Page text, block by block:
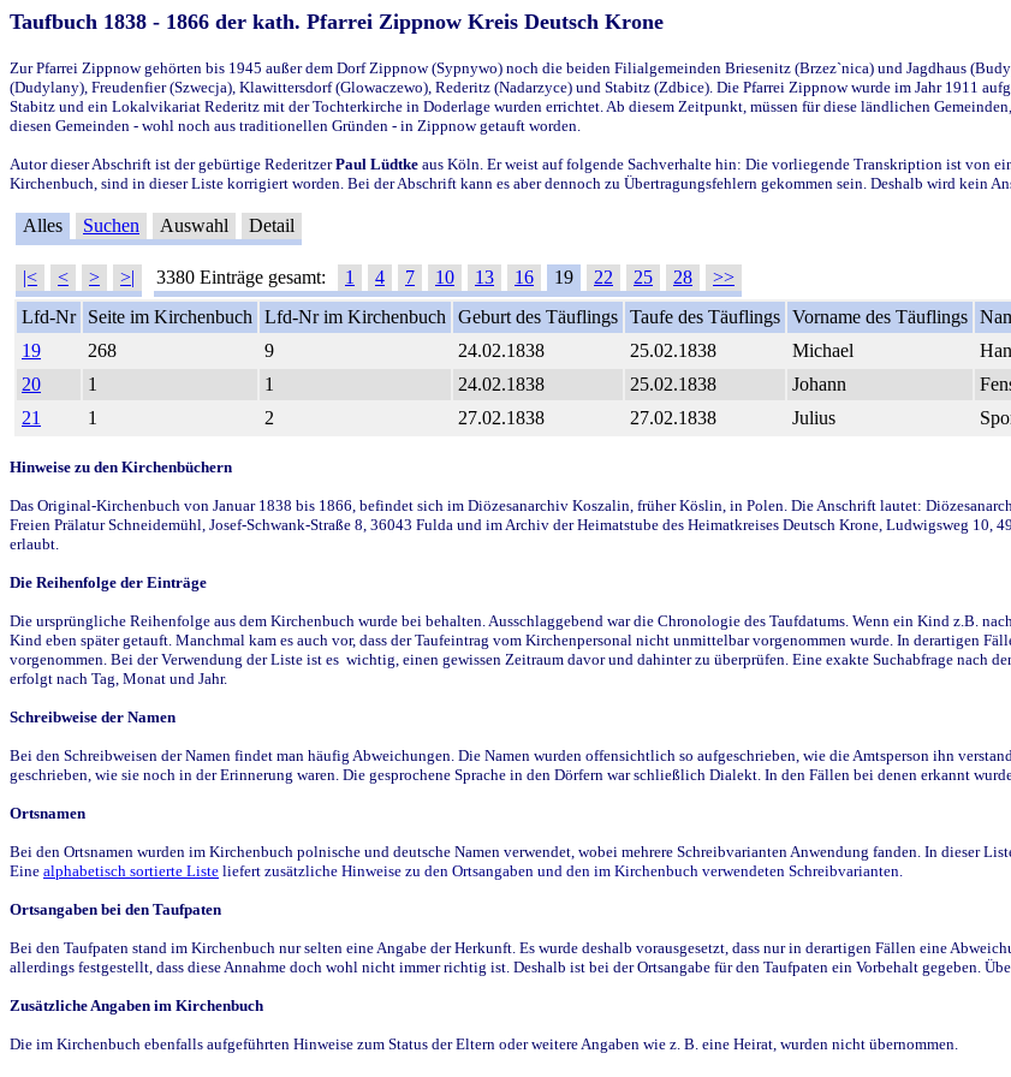
Taufbuch 1838 - 1866 der kath. Pfarrei Zippnow Kreis Deutsch Krone
Zur Pfarrei Zippnow gehörten bis 1945 außer dem Dorf Zippnow (Sypnywo) noch die beiden Filialgemeinden Briesenitz (Brzez`nica) und Jagdhaus
(Dudylany), Freudenfier (Szwecja), Klawittersdorf (Glowaczewo), Rederitz (Nadarzyce) und Stabitz (Zdbice). Die Pfarrei Zippnow wurde im Jahr 1911
Stabitz und ein Lokalvikariat Rederitz mit der Tochterkirche in Doderlage wurden errichtet. Ab diesem Zeitpunkt, müssen für diese ländlichen
diesen Gemeinden - wohl noch aus traditionellen Gründen - in Zippnow getauft worden.
Autor dieser Abschrift ist der gebürtige RederitzerPaul Lüdtke aus Köln. Er weist auf folgende Sachverhalte hin: Die vorliegende Transkription ist von
Kirchenbuch, sind in dieser Liste korrigiert worden. Bei der Abschrift kann es aber dennoch zu Übertragungsfehlern gekommen sein. Deshalb wird kein
Alles Suchen Auswahl Detail
|< < > >| 3380 Einträge gesamt: 1 4 7 10 13 16 19 22 25 28
>>
Lfd-Nr
Seite im Kirchenbuch Lfd-Nr im Kirchenbuch Geburt des Täuflings Taufe des Täuflings Vorname des Täuflings
19
268 9 24.02.1838 25.02.1838 Michael
20
1 1 24.02.1838 25.02.1838 Johann
21
1 2 27.02.1838 27.02.1838 Julius
Hinweise zu den Kirchenbüchern
Das Original-Kirchenbuch von Januar 1838 bis 1866, befindet sich im Diözesanarchiv Koszalin, früher Köslin, in Polen. Die Anschrift lautet:
Freien Prälatur Schneidemühl, Josef-Schwank-Straße 8, 36043 Fulda und im Archiv der Heimatstube des Heimatkreises Deutsch Krone, Ludwigsweg 10,
erlaubt.
Die Reihenfolge der Einträge
Die ursprüngliche Reihenfolge aus dem Kirchenbuch wurde bei behalten. Ausschlaggebend war die Chronologie des Taufdatums. Wenn ein Kind z.B.
Kind eben später getauft. Manchmal kam es auch vor, dass der Taufeintrag vom Kirchenpersonal nicht unmittelbar vorgenommen wurde. In derartigen
vorgenommen. Bei der Verwendung der Liste ist es wichtig, einen gewissen Zeitraum davor und dahinter zu überprüfen. Eine exakte Suchabfrage nach
erfolgt nach Tag, Monat und Jahr.
Schreibweise der Namen
Bei den Schreibweisen der Namen findet man häufig Abweichungen. Die Namen wurden offensichtlich so aufgeschrieben, wie die Amtsperson ihn
geschrieben, wie sie noch in der Erinnerung waren. Die gesprochene Sprache in den Dörfern war schließlich Dialekt. In den Fällen bei denen erkannt
Ortsnamen
Bei den Ortsnamen wurden im Kirchenbuch polnische und deutsche Namen verwendet, wobei mehrere Schreibvarianten Anwendung fanden. In dieser
Eine alphabetisch sortierte Liste liefert zusätzliche Hinweise zu den Ortsangaben und den im Kirchenbuch verwendeten Schreibvarianten.
Ortsangaben bei den Taufpaten
Bei den Taufpaten stand im Kirchenbuch nur selten eine Angabe der Herkunft. Es wurde deshalb vorausgesetzt, dass nur in derartigen Fällen eine
allerdings festgestellt, dass diese Annahme doch wohl nicht immer richtig ist. Deshalb ist bei der Ortsangabe für den Taufpaten ein Vorbehalt gegeben.
Zusätzliche Angaben im Kirchenbuch
Die im Kirchenbuch ebenfalls aufgeführten Hinweise zum Status der Eltern oder weitere Angaben wie z. B. eine Heirat, wurden nicht übernommen.